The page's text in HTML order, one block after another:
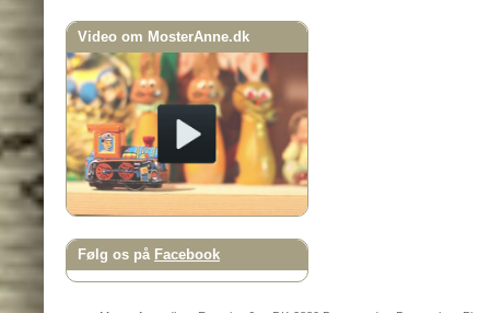
Video om MosterAnne.dk
Følg os på Facebook